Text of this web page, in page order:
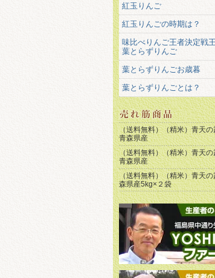
紅玉りんご
紅玉りんごの時期は？
味比べりんご王者決定戦
葉とらずりんご
葉とらずりんごお歳暮
葉とらずりんごとは？
（送料無料）（精米）青天
青森県産
（送料無料）（精米）青天
青森県産
（送料無料）（精米）青天の
森県産5kg×２袋